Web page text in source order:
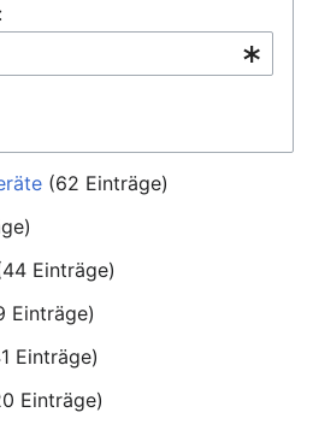
‏‎ (62 Einträge)
Einträge)
Einträge)
Einträge)
Einträge)